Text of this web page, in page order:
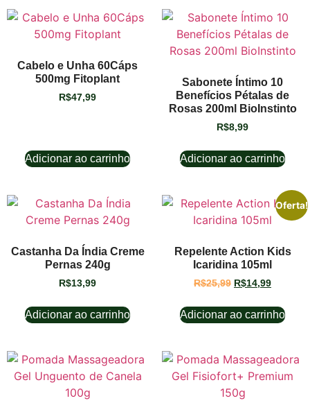
Cabelo e Unha 60Cáps
500mg Fitoplant
R$47,99
Adicionar ao carrinho
Sabonete Íntimo 10
Benefícios Pétalas de
Rosas 200ml BioInstinto
R$8,99
Adicionar ao carrinho
Castanha Da Índia Creme
Pernas 240g
R$13,99
Adicionar ao carrinho
Oferta!
Repelente Action Kids
Icaridina 105ml
R$25,99 R$14,99
Adicionar ao carrinho